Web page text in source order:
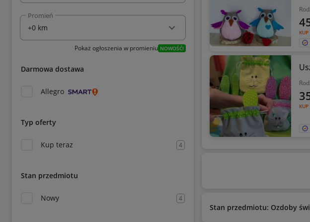
Promień
Pokaż ogłoszenia w promieniu NOWOŚĆ!
Darmowa dostawa
Allegro
Typ oferty
Kup teraz 4
Stan przedmiotu
Nowy 4
Stan przedmiotu: Ozdoby